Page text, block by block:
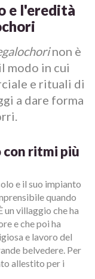
e l'eredità
non è
modo in cui
e rituali di
a dare forma
con ritmi più
e il suo impianto
quando
villaggio che ha
e che poi ha
e lavoro del
belvedere. Per
allestito per i